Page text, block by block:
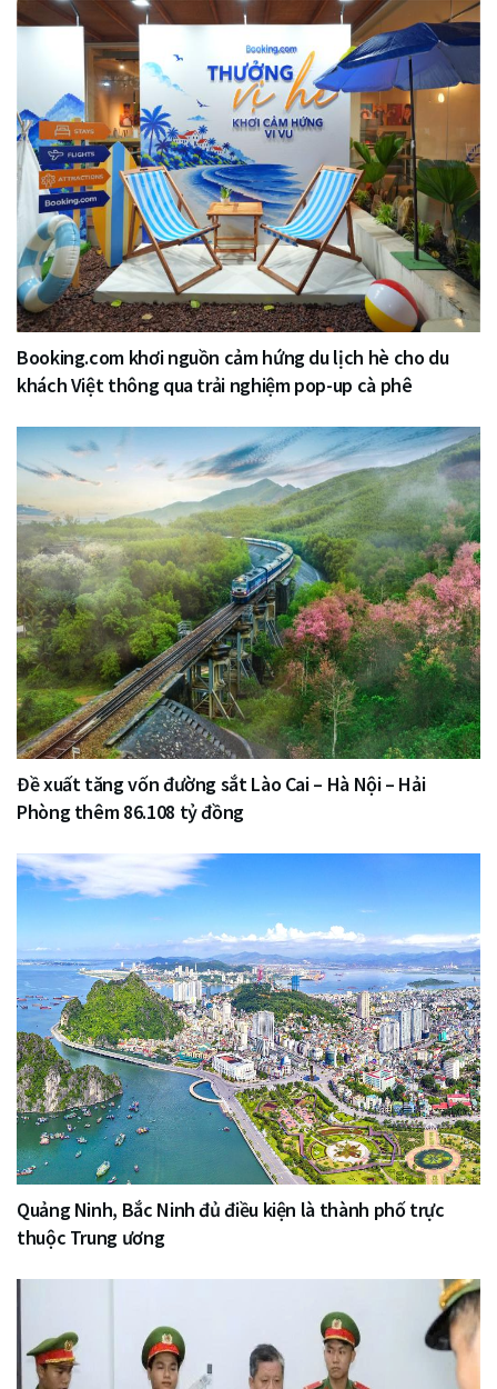
Booking.com khơi nguồn cảm hứng du lịch hè cho du
khách Việt thông qua trải nghiệm pop-up cà phê
Đề xuất tăng vốn đường sắt Lào Cai – Hà Nội – Hải
Phòng thêm 86.108 tỷ đồng
Quảng Ninh, Bắc Ninh đủ điều kiện là thành phố trực
thuộc Trung ương